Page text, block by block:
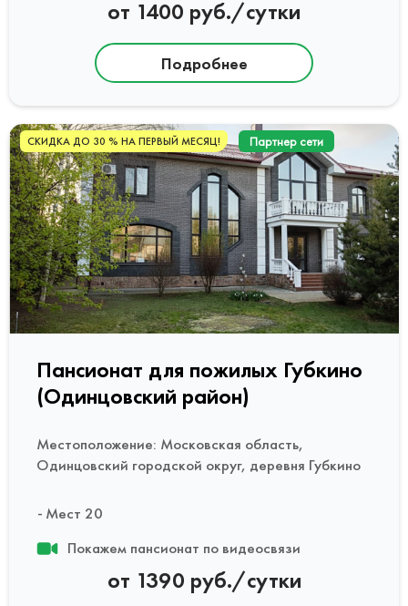
от 1400 руб./сутки
Подробнее
СКИДКА ДО 30 % НА ПЕРВЫЙ МЕСЯЦ! Партнер сети
Пансионат для пожилых Губкино
(Одинцовский район)
Местоположение: Московская область,
Одинцовский городской округ, деревня Губкино
Мест 20
Покажем пансионат по видеосвязи
от 1390 руб./сутки